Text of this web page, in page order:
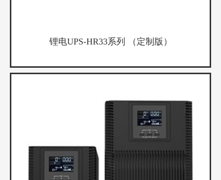
锂电UPS-HR33系列 （定制版）